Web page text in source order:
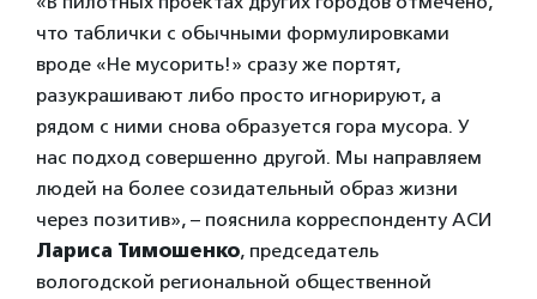
что таблички с обычными формулировками
вроде «Не мусорить!» сразу же портят,
разукрашивают либо просто игнорируют, а
рядом с ними снова образуется гора мусора. У
нас подход совершенно другой. Мы направляем
людей на более созидательный образ жизни
через позитив», – пояснила корреспонденту АСИ
Лариса Тимошенко, председатель
вологодской региональной общественной